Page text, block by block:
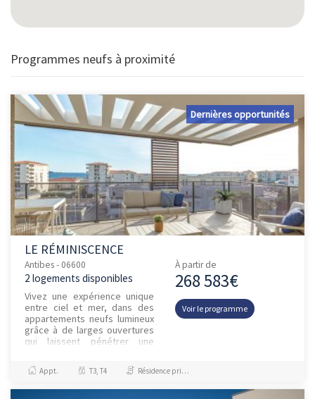
Programmes neufs à proximité
Dernières opportunités
LE RÉMINISCENCE
Antibes - 06600
2 logements disponibles
Vivez une expérience unique
entre ciel et mer, dans des
appartements neufs lumineux
grâce à de larges ouvertures
qui laissent pénétrer une
tout au long de l’année...
À partir de
268 583€
Voir le programme
Appt. T3, T4 Résidence principale / PTZ, Investissement et Défiscalisation